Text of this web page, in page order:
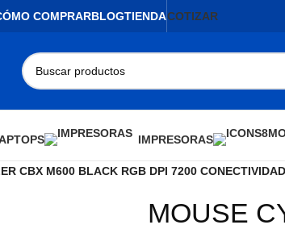
COMPRARBLOGTIENDACOTIZAR
IMPRESORAS
CBX M600 BLACK RGB DPI 7200
MOUSE